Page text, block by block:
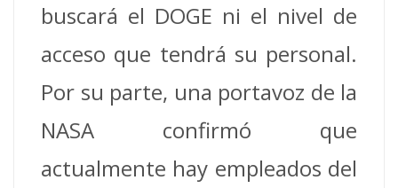
buscará el DOGE ni el nivel de
acceso que tendrá su personal.
Por su parte, una portavoz de la
NASA confirmó que
actualmente hay empleados del